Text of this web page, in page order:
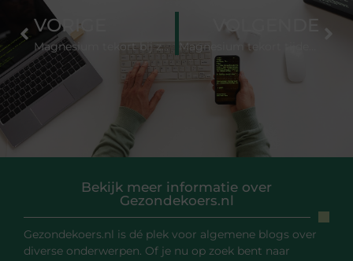
Bekijk meer informatie over
Gezondekoers.nl
Gezondekoers.nl is dé plek voor algemene blogs over
diverse onderwerpen. Of je nu op zoek bent naar
VORIGE
Magnesium tekort bij zwangerschap: risico’s en aanbevolen inname
VOLGENDE